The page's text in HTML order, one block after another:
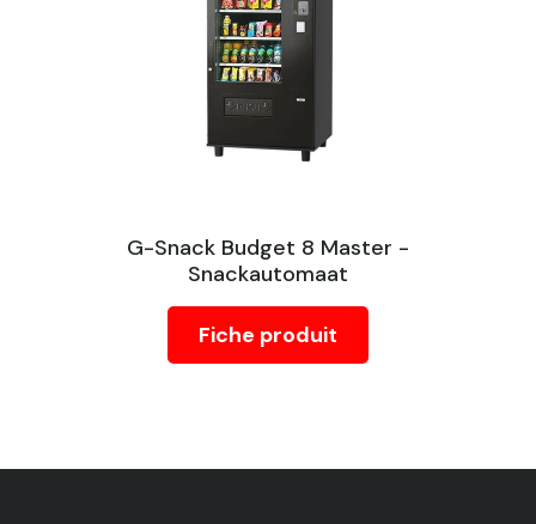
G-Snack Budget 8 Master -
Snackautomaat
Fiche produit